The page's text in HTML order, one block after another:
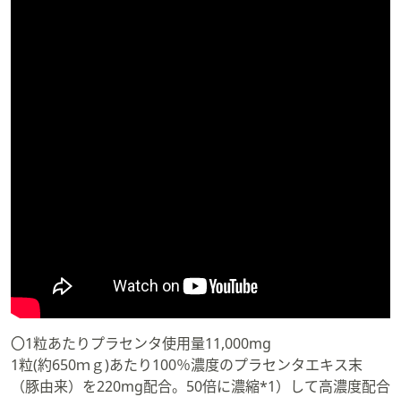
〇1粒あたりプラセンタ使用量11,000mg
1粒(約650ｍｇ)あたり100％濃度のプラセンタエキス末
（豚由来）を220mg配合。50倍に濃縮*1）して高濃度配合